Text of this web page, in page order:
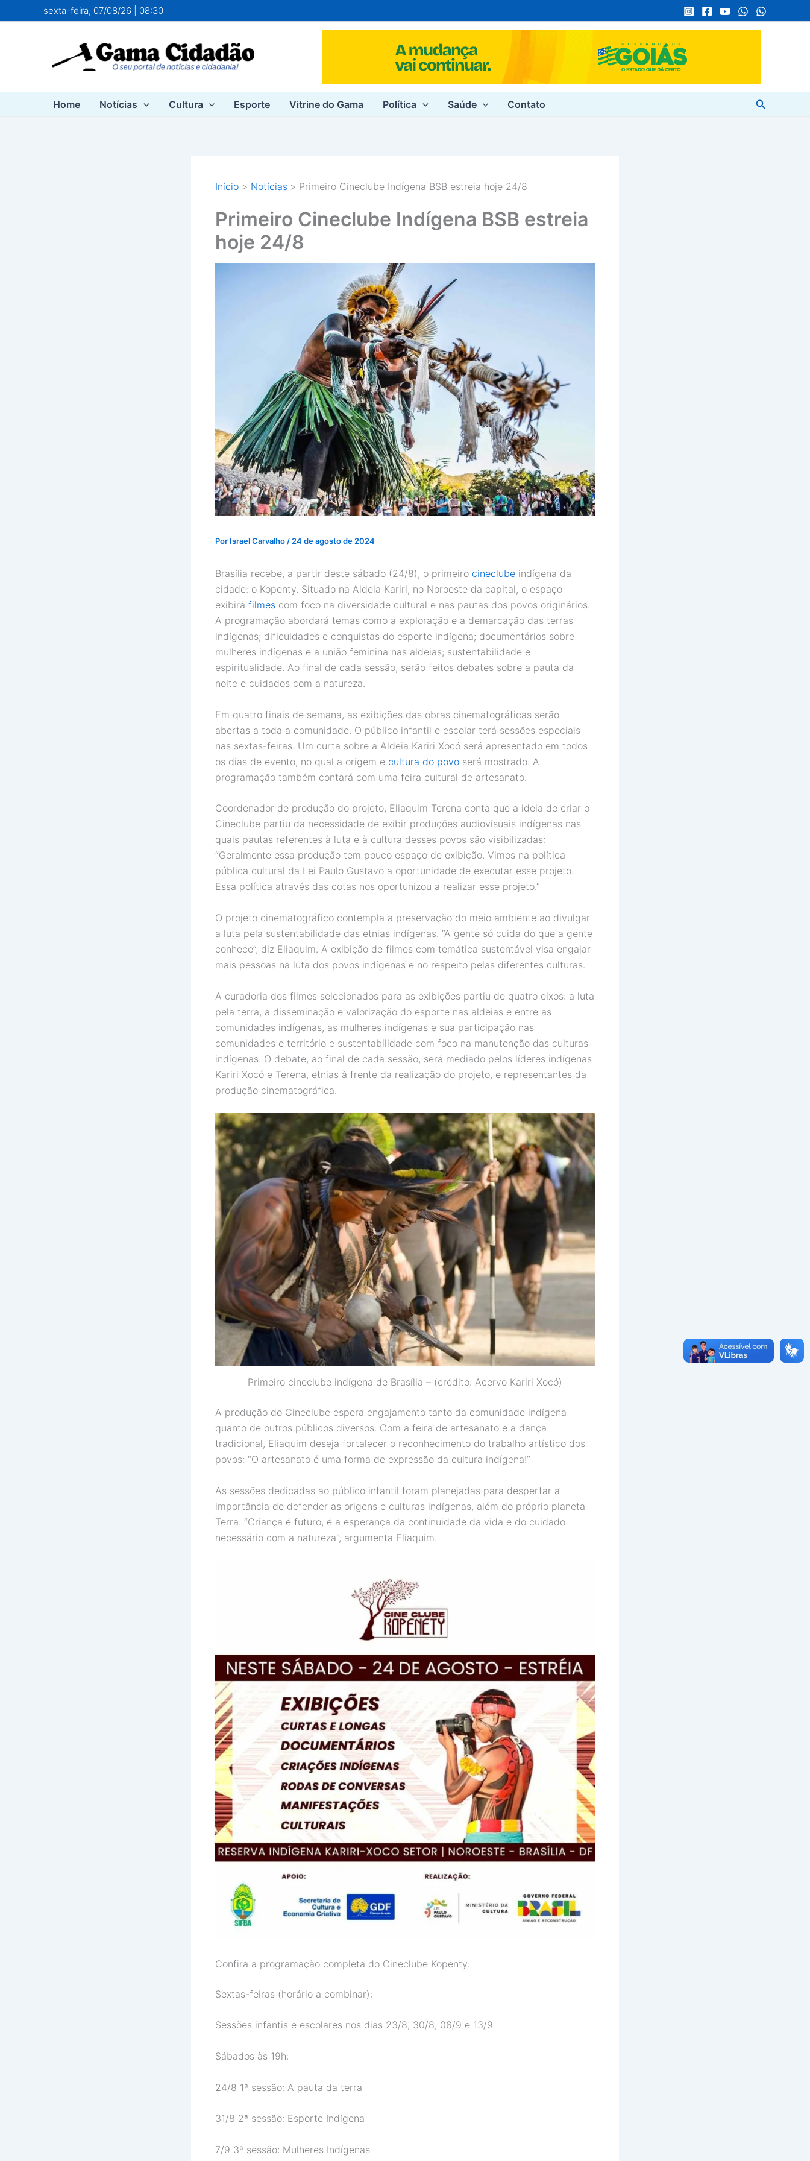
para
sexta-feira, 07/08/26 | 08:30
Home Notícias Cultura Esporte Vitrine do Gama Política Saúde Contato Pesquisar
Início Notícias Primeiro Cineclube Indígena BSB estreia hoje 24/8
Primeiro Cineclube Indígena BSB estreia
hoje 24/8
Por Israel Carvalho/24 de agosto de 2024
Brasília recebe, a partir deste sábado (24/8), o primeiro cineclube indígena da
cidade: o Kopenty. Situado na Aldeia Kariri, no Noroeste da capital, o espaço
exibirá filmes com foco na diversidade cultural e nas pautas dos povos originários.
A programação abordará temas como a exploração e a demarcação das terras
indígenas; dificuldades e conquistas do esporte indígena; documentários sobre
mulheres indígenas e a união feminina nas aldeias; sustentabilidade e
espiritualidade. Ao final de cada sessão, serão feitos debates sobre a pauta da
noite e cuidados com a natureza.
Em quatro finais de semana, as exibições das obras cinematográficas serão
abertas a toda a comunidade. O público infantil e escolar terá sessões especiais
nas sextas-feiras. Um curta sobre a Aldeia Kariri Xocó será apresentado em todos
os dias de evento, no qual a origem e cultura do povo será mostrado. A
programação também contará com uma feira cultural de artesanato.
Coordenador de produção do projeto, Eliaquim Terena conta que a ideia de criar o
Cineclube partiu da necessidade de exibir produções audiovisuais indígenas nas
quais pautas referentes à luta e à cultura desses povos são visibilizadas:
“Geralmente essa produção tem pouco espaço de exibição. Vimos na política
pública cultural da Lei Paulo Gustavo a oportunidade de executar esse projeto.
Essa política através das cotas nos oportunizou a realizar esse projeto.”
O projeto cinematográfico contempla a preservação do meio ambiente ao divulgar
a luta pela sustentabilidade das etnias indígenas. “A gente só cuida do que a gente
conhece”, diz Eliaquim. A exibição de filmes com temática sustentável visa engajar
mais pessoas na luta dos povos indígenas e no respeito pelas diferentes culturas.
A curadoria dos filmes selecionados para as exibições partiu de quatro eixos: a luta
pela terra, a disseminação e valorização do esporte nas aldeias e entre as
comunidades indígenas, as mulheres indígenas e sua participação nas
comunidades e território e sustentabilidade com foco na manutenção das culturas
indígenas. O debate, ao final de cada sessão, será mediado pelos líderes indígenas
Kariri Xocó e Terena, etnias à frente da realização do projeto, e representantes da
produção cinematográfica.
Primeiro cineclube indígena de Brasília – (crédito: Acervo Kariri Xocó)
A produção do Cineclube espera engajamento tanto da comunidade indígena
quanto de outros públicos diversos. Com a feira de artesanato e a dança
tradicional, Eliaquim deseja fortalecer o reconhecimento do trabalho artístico dos
povos: “O artesanato é uma forma de expressão da cultura indígena!”
As sessões dedicadas ao público infantil foram planejadas para despertar a
importância de defender as origens e culturas indígenas, além do próprio planeta
Terra. “Criança é futuro, é a esperança da continuidade da vida e do cuidado
necessário com a natureza”, argumenta Eliaquim.
Confira a programação completa do Cineclube Kopenty:
Sextas-feiras (horário a combinar):
Sessões infantis e escolares nos dias 23/8, 30/8, 06/9 e 13/9
Sábados às 19h:
24/8 1ª sessão: A pauta da terra
31/8 2ª sessão: Esporte Indígena
7/9 3ª sessão: Mulheres Indígenas